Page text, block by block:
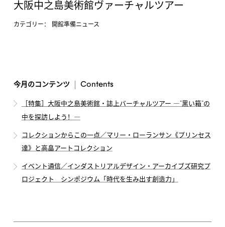
大阪中之島美術館ヴァーチャルツアー
カテゴリー： 開館準備ニュース
今月のコンテンツ Contents
［特集］大阪中之島美術館・誌上バーチャルツアー ―"黒い箱"の
中を探訪しよう！―
コレクションからこの一点／マリー・ローランサン《プリンセス
達》と高畠アートコレクション
イベント通信／インダストリアルデザイン・アーカイブズ研究プ
ロジェクト シンポジウム「時代を生み出す創造力」